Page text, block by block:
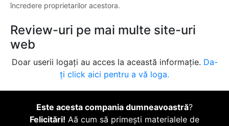
încredere proprietarilor acestora.
Review-uri pe mai multe site-uri
web
Doar userii logați au acces la această informație. Da-
ți click aici pentru a vă loga.
Este acesta compania dumneavoastră?
Felicitări! Aă cum să primești materialele de